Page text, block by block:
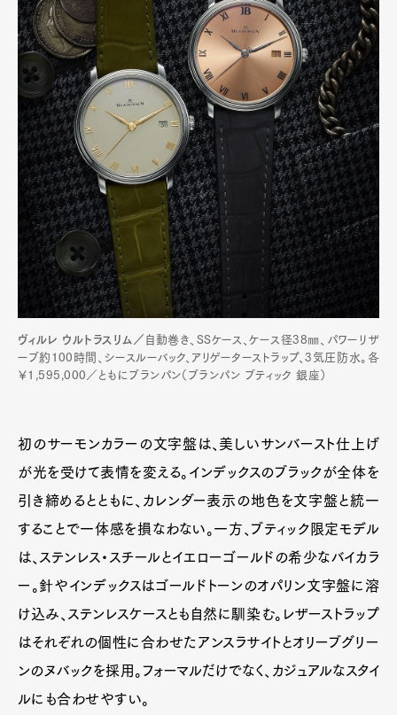
ヴィルレ ウルトラスリム／ 自動巻き、SSケース、ケース径38㎜、パワーリザ
ーブ約100時間、シースルーバック、アリゲーターストラップ、3気圧防水。各
￥1,595,000／ともにブランパン（ブランパン ブティック 銀座）
初のサーモンカラーの文字盤は、美しいサンバースト仕上げ
が光を受けて表情を変える。インデックスのブラックが全体を
引き締めるとともに、カレンダー表示の地色を文字盤と統一
することで一体感を損なわない。一方、ブティック限定モデル
は、ステンレス・スチールとイエローゴールドの希少なバイカラ
ー。針やインデックスはゴールドトーンのオパリン文字盤に溶
け込み、ステンレスケースとも自然に馴染む。レザーストラップ
はそれぞれの個性に合わせたアンスラサイトとオリーブグリー
ンのヌバックを採用。フォーマルだけでなく、カジュアルなスタイ
ルにも合わせやすい。